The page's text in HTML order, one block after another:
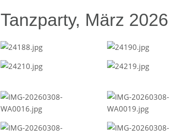
Tanzparty, März 2026